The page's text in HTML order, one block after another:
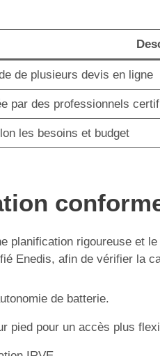
de plusieurs devis en ligne
par des professionnels
les besoins et budget
planification rigoureuse et
Enedis, afin de vérifier la
de batterie.
pied pour un accès plus